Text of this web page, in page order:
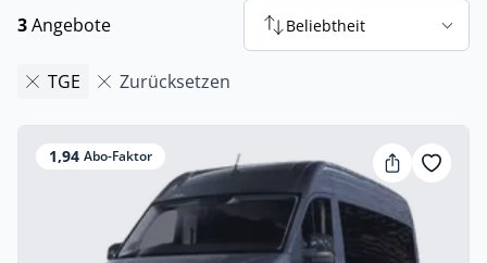
3Angebote Beliebtheit
TGE Zurücksetzen
1,94 Abo-Faktor